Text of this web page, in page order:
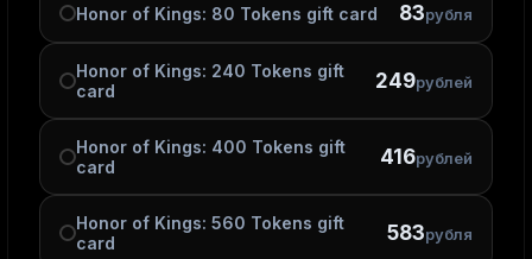
Honor of Kings: 80 Tokens gift card 83рубля
Honor of Kings: 240 Tokens gift
card
249рублей
Honor of Kings: 400 Tokens gift
card
416рублей
Honor of Kings: 560 Tokens gift
card
583рубля